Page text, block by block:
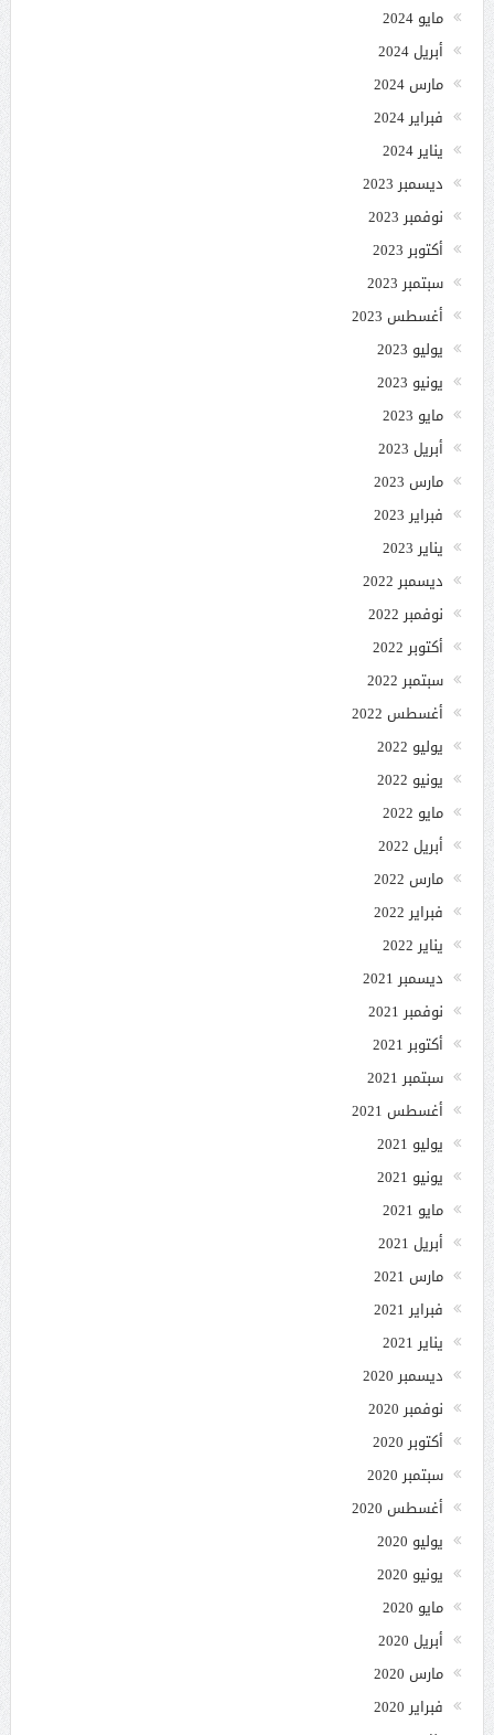
مايو 2024
أبريل 2024
مارس 2024
فبراير 2024
يناير 2024
ديسمبر 2023
نوفمبر 2023
أكتوبر 2023
سبتمبر 2023
أغسطس 2023
يوليو 2023
يونيو 2023
مايو 2023
أبريل 2023
مارس 2023
فبراير 2023
يناير 2023
ديسمبر 2022
نوفمبر 2022
أكتوبر 2022
سبتمبر 2022
أغسطس 2022
يوليو 2022
يونيو 2022
مايو 2022
أبريل 2022
مارس 2022
فبراير 2022
يناير 2022
ديسمبر 2021
نوفمبر 2021
أكتوبر 2021
سبتمبر 2021
أغسطس 2021
يوليو 2021
يونيو 2021
مايو 2021
أبريل 2021
مارس 2021
فبراير 2021
يناير 2021
ديسمبر 2020
نوفمبر 2020
أكتوبر 2020
سبتمبر 2020
أغسطس 2020
يوليو 2020
يونيو 2020
مايو 2020
أبريل 2020
مارس 2020
فبراير 2020